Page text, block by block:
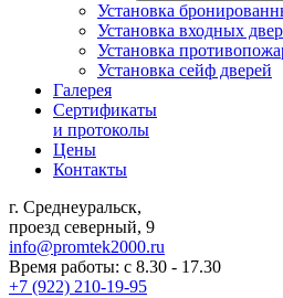
Установка
Установка входных
Установка
Установка сейф дверей
Галерея
Сертификаты
и протоколы
Цены
Контакты
г. Среднеуральск,
проезд северный, 9
info@promtek2000.ru
Время работы: с 8.30 - 17.30
+7 (922) 210-19-95